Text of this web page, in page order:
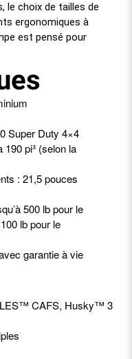
le choix de tailles de
ergonomiques à
est pensé pour
Super Duty 4×4
190 pi³ (selon la
: 21,5 pouces
500 lb pour le
lb pour le
garantie à vie
CAFS, Husky™ 3